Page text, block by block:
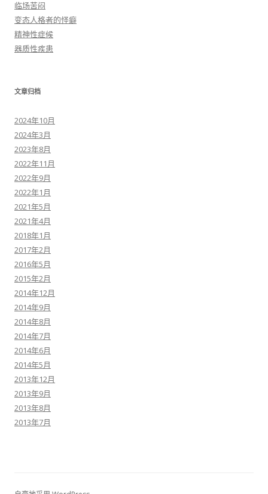
临场苦闷
变态人格者的怪癖
精神性症候
器质性疾患
文章归档
2024年10月
2024年3月
2023年8月
2022年11月
2022年9月
2022年1月
2021年5月
2021年4月
2018年1月
2017年2月
2016年5月
2015年2月
2014年12月
2014年9月
2014年8月
2014年7月
2014年6月
2014年5月
2013年12月
2013年9月
2013年8月
2013年7月